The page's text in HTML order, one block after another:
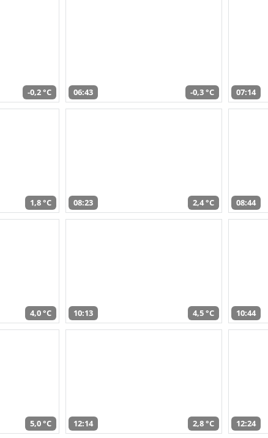
-0,2 °C 06:43 -0,3 °C 07:14
1,8 °C 08:23 2,4 °C 08:44
4,0 °C 10:13 4,5 °C 10:44
5,0 °C 12:14 2,8 °C 12:24